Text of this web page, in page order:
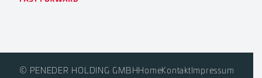
© PENEDER HOLDING GMBHHomeKontakt Impressum